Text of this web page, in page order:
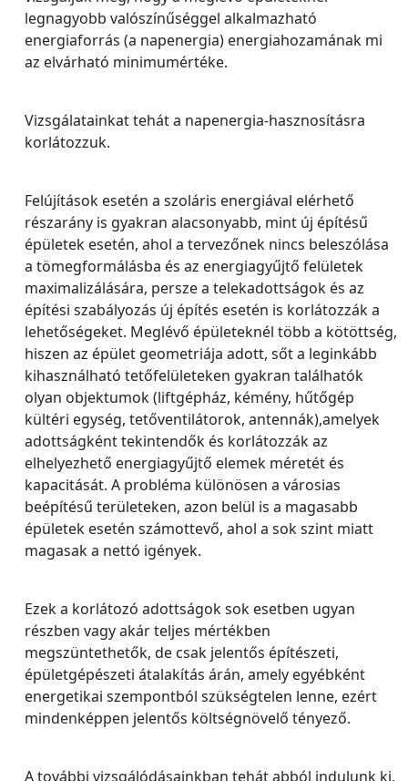
legnagyobb valószínűséggel alkalmazható
energiaforrás (a napenergia) energiahozamának mi
az elvárható minimumértéke.
Vizsgálatainkat tehát a napenergia-hasznosításra
korlátozzuk.
Felújítások esetén a szoláris energiával elérhető
részarány is gyakran alacsonyabb, mint új építésű
épületek esetén, ahol a tervezőnek nincs beleszólása
a tömegformálásba és az energiagyűjtő felületek
maximalizálására, persze a telekadottságok és az
építési szabályozás új építés esetén is korlátozzák a
lehetőségeket. Meglévő épületeknél több a kötöttség,
hiszen az épület geometriája adott, sőt a leginkább
kihasználható tetőfelületeken gyakran találhatók
olyan objektumok (liftgépház, kémény, hűtőgép
kültéri egység, tetőventilátorok, antennák),amelyek
adottságként tekintendők és korlátozzák az
elhelyezhető energiagyűjtő elemek méretét és
kapacitását. A probléma különösen a városias
beépítésű területeken, azon belül is a magasabb
épületek esetén számottevő, ahol a sok szint miatt
magasak a nettó igények.
Ezek a korlátozó adottságok sok esetben ugyan
részben vagy akár teljes mértékben
megszüntethetők, de csak jelentős építészeti,
épületgépészeti átalakítás árán, amely egyébként
energetikai szempontból szükségtelen lenne, ezért
mindenképpen jelentős költségnövelő tényező.
A további vizsgálódásainkban tehát abból indulunk ki,